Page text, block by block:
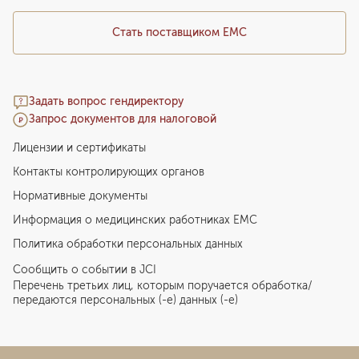
Стать поставщиком ЕМС
Задать вопрос гендиректору
Запрос документов для налоговой
Лицензии и сертификаты
Контакты контролирующих органов
Нормативные документы
Информация о медицинских работниках EMC
Политика обработки персональных данных
Сообщить о событии в JCI
Перечень третьих лиц, которым поручается обработка/
передаются персональных (-е) данных (-е)